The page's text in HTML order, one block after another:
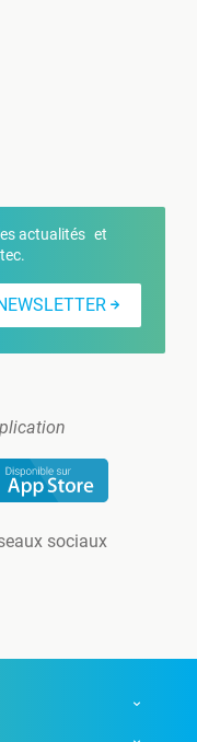
actualités et
sociaux